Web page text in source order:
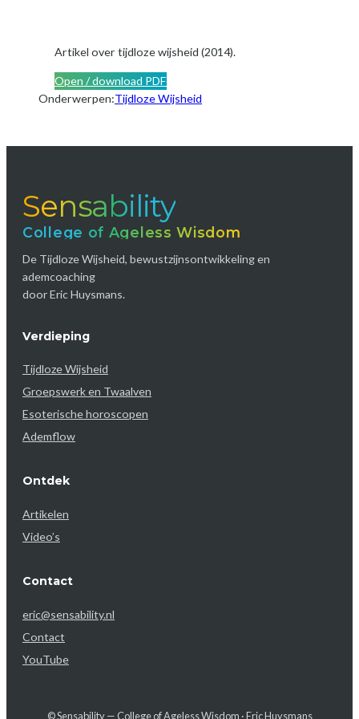
Artikel over tijdloze wijsheid (2014).
Open / download PDF
Onderwerpen:Tijdloze Wijsheid
Sensability
College of Ageless Wisdom
De Tijdloze Wijsheid, bewustzijnsontwikkeling en
ademcoaching
door Eric Huysmans.
Verdieping
Tijdloze Wijsheid
Groepswerk en Twaalven
Esoterische horoscopen
Ademflow
Ontdek
Artikelen
Video’s
Contact
eric@sensability.nl
Contact
YouTube
© Sensability — College of Ageless Wisdom · Eric Huysmans